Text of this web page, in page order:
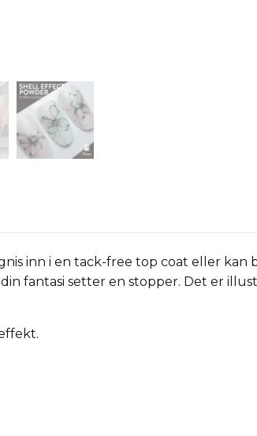
inn i en tack-free top coat eller kan
fantasi setter en stopper. Det er